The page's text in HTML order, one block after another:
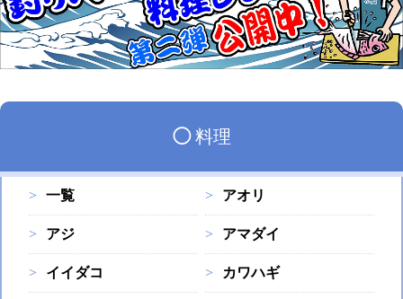
◯料理
一覧 アオリ
アジ アマダイ
イイダコ カワハギ